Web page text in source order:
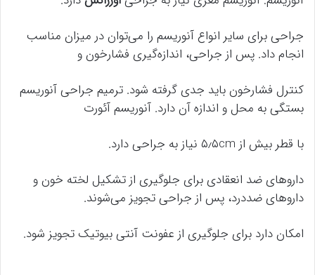
جراحی برای سایر انواع آنوریسم را می‌توان در میزان مناسب
انجام داد. پس از جراحی، اندازه‌گیری فشارخون و
کنترل فشارخون باید جدی گرفته شود. ترمیم جراحی آنوریسم
بستگی به محل و اندازه آن دارد. آنوریسم آئورت
با قطر بیش از ۵٫۵cm نیاز به جراحی دارد.
داروهای ضد انعقادی برای جلوگیری از تشکیل لخته خون و
داروهای ضددرد، پس از جراحی تجویز می‌شوند.
امکان دارد برای جلوگیری از عفونت آنتی بیوتیک تجویز شود.